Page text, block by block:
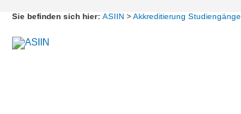
Sie befinden sich hier: ASIIN >Akkreditierung Studiengänge